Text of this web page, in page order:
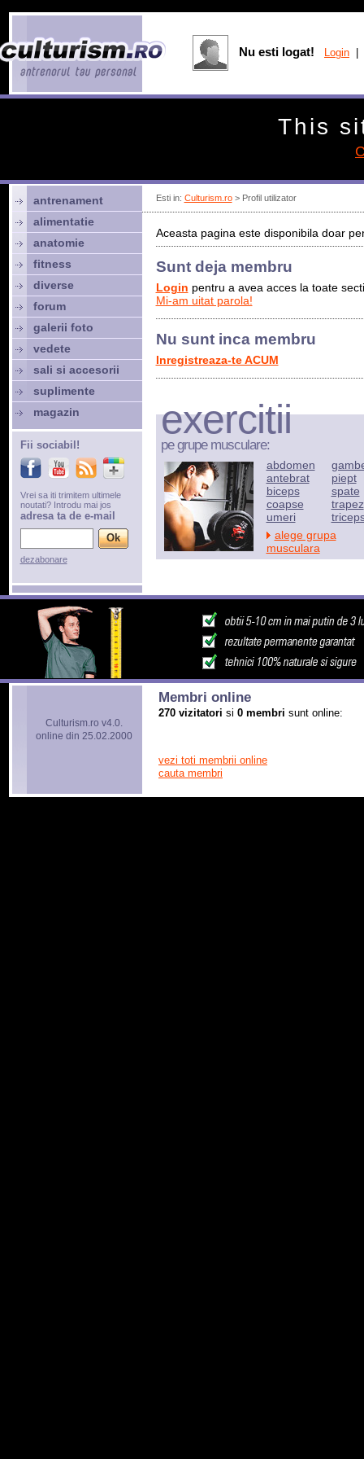
Esti in: Culturism.ro> Profil utilizator
Aceasta pagina este disponibila doar
Sunt deja membru
Login pentru a avea acces la toate
Mi-am uitat parola!
Nu sunt inca membru
Inregistreaza-te ACUM
exercitii
pe grupe musculare:
abdomen
antebrat
biceps
coapse
umeri
piept
spate
trapez
alege grupa
musculara
antrenament
alimentatie
anatomie
fitness
diverse
forum
galerii foto
vedete
sali si accesorii
suplimente
magazin
Fii sociabil!
Vrei sa iti trimitem ultimele
noutati? Introdu mai jos
adresa ta de e-mail
dezabonare
Culturism.ro v4.0.
online din 25.02.2000
Membri online
270 vizitatori si 0 membri sunt online:
vezi toti membrii online
cauta membri
Nu esti logat! Login
This